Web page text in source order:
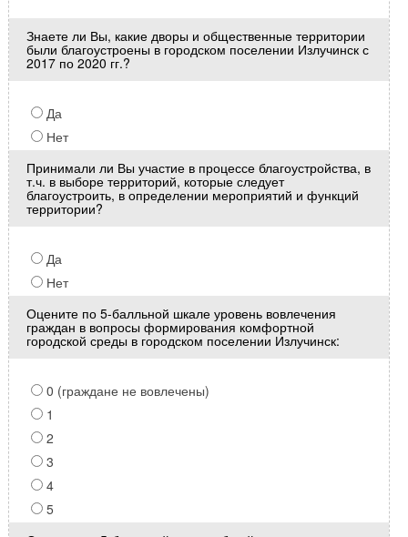
Знаете ли Вы, какие дворы и общественные территории
были благоустроены в городском поселении Излучинск с
2017 по 2020 гг.?
Да
Нет
Принимали ли Вы участие в процессе благоустройства, в
т.ч. в выборе территорий, которые следует
благоустроить, в определении мероприятий и функций
территории?
Да
Нет
Оцените по 5-балльной шкале уровень вовлечения
граждан в вопросы формирования комфортной
городской среды в городском поселении Излучинск:
0 (граждане не вовлечены)
1
2
3
4
5